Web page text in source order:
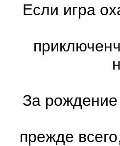
Если игра
За
прежде